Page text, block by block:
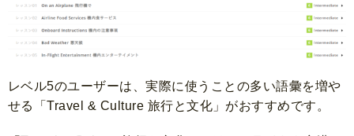
レベル5のユーザーは、実際に使うことの多い語彙を増や
せる「Travel & Culture 旅行と文化」がおすすめです。